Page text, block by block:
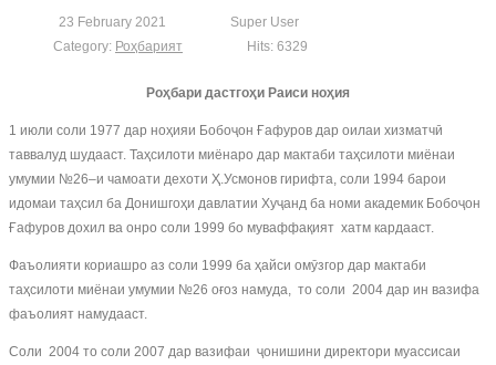
23 February 2021
Super User
Category: Роҳбарият Hits: 6329
Роҳбари дастгоҳи Раиси ноҳия
1 июли соли 1977 дар ноҳияи Бобоҷон Ғафуров дар оилаи хизматчӣ
таввалуд шудааст. Таҳсилоти миёнаро дар мактаби таҳсилоти миёнаи
умумии №26–и чамоати дехоти Ҳ.Усмонов гирифта, соли 1994 барои
идомаи таҳсил ба Донишгоҳи давлатии Хуҷанд ба номи академик Бобоҷон
Ғафуров дохил ва онро соли 1999 бо муваффақият хатм кардааст.
Фаъолияти кориашро аз соли 1999 ба ҳайси омӯзгор дар мактаби
таҳсилоти миёнаи умумии №26 оғоз намуда, то соли 2004 дар ин вазифа
фаъолият намудааст.
Соли 2004 то соли 2007 дар вазифаи ҷонишини директори муассисаи